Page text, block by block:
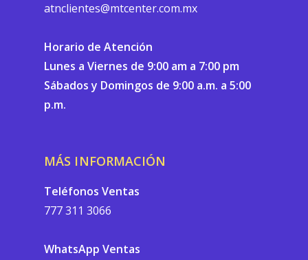
atnclientes@mtcenter.com.mx
Horario de Atención
Lunes a Viernes de 9:00 am a 7:00 pm
Sábados y Domingos de 9:00 a.m. a 5:00
p.m.
MÁS INFORMACIÓN
Teléfonos Ventas
777 311 3066
WhatsApp Ventas